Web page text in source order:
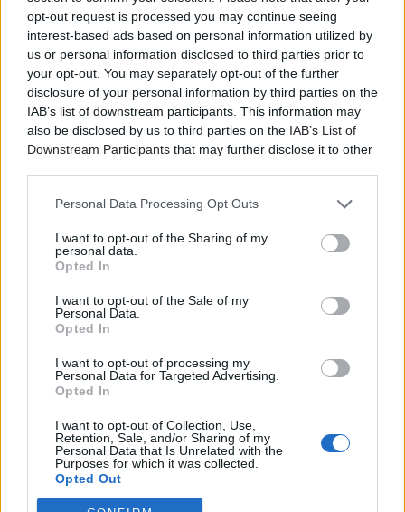
opt-out request is processed you may continue seeing
interest-based ads based on personal information utilized by
us or personal information disclosed to third parties prior to
your opt-out. You may separately opt-out of the further
disclosure of your personal information by third parties on the
IAB’s list of downstream participants. This information may
also be disclosed by us to third parties on the IAB’s List of
Downstream Participants that may further disclose it to other
Personal Data Processing Opt Outs
I want to opt-out of the Sharing of my
personal data.
Opted In
I want to opt-out of the Sale of my
Personal Data.
Opted In
I want to opt-out of processing my
Personal Data for Targeted Advertising.
Opted In
I want to opt-out of Collection, Use,
Retention, Sale, and/or Sharing of my
Personal Data that Is Unrelated with the
Purposes for which it was collected.
Opted Out
Οι Allah-Las ξανά στην Αθήνα
Τον Σεπτέμβριο στο Gazarte Ground Stage